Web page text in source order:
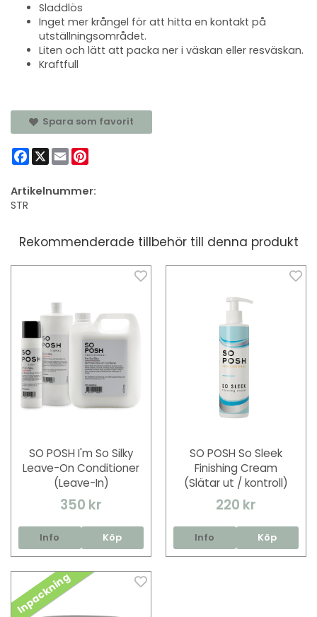
Sladdlös
Inget mer krångel för att hitta en kontakt på
utställningsområdet.
Liten och lätt att packa ner i väskan eller resväskan.
Kraftfull
Spara som favorit
Facebook
X Email
Artikelnummer:
STR
Rekommenderade tillbehör till denna produkt
SO POSH I'm So Silky
Leave-On Conditioner
(Leave-In)
350 kr
Info Köp
SO POSH So Sleek
Finishing Cream
(Slätar ut / kontroll)
220 kr
Info Köp
Inpackning